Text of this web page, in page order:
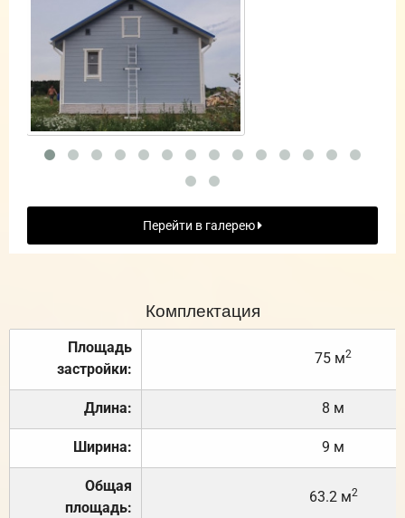
Перейти в галерею
Комплектация
Площадь
застройки:
75 м2
Длина: 8 м
Ширина: 9 м
Общая
площадь:
63.2 м2